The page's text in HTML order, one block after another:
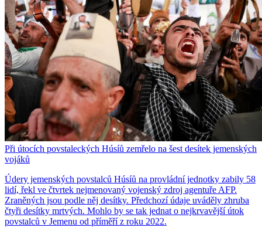
Při útocích povstaleckých Húsíů zemřelo na šest desítek jemenských
vojáků
Údery jemenských povstalců Húsíů na provládní jednotky zabily 58
lidí, řekl ve čtvrtek nejmenovaný vojenský zdroj agentuře AFP.
Zraněných jsou podle něj desítky. Předchozí údaje uváděly zhruba
čtyři desítky mrtvých. Mohlo by se tak jednat o nejkrvavější útok
povstalců v Jemenu od příměří z roku 2022.